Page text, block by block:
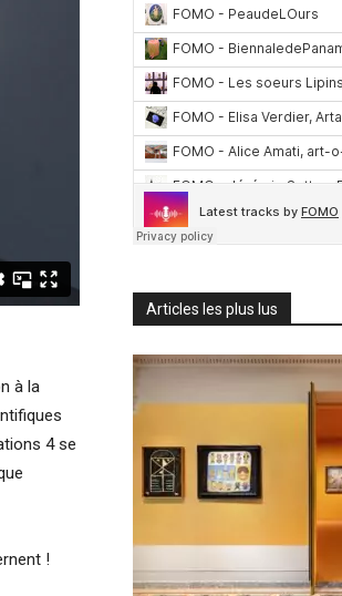
à la
4 se
!
Articles les plus lus